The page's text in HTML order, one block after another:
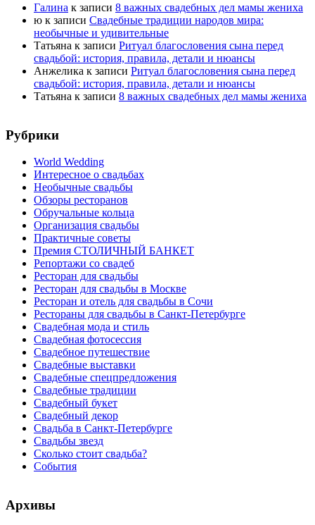
Галина к записи 8 важных свадебных дел мамы жениха
ю к записи Свадебные традиции народов мира:
необычные и удивительные
Татьяна к записи Ритуал благословения сына перед
свадьбой: история, правила, детали и нюансы
Анжелика к записи Ритуал благословения сына перед
свадьбой: история, правила, детали и нюансы
Татьяна к записи 8 важных свадебных дел мамы жениха
Рубрики
World Wedding
Интересное о свадьбах
Необычные свадьбы
Обзоры ресторанов
Обручальные кольца
Организация свадьбы
Практичные советы
Премия СТОЛИЧНЫЙ БАНКЕТ
Репортажи со свадеб
Ресторан для свадьбы
Ресторан для свадьбы в Москве
Ресторан и отель для свадьбы в Сочи
Рестораны для свадьбы в Санкт-Петербурге
Свадебная мода и стиль
Свадебная фотосессия
Свадебное путешествие
Свадебные выставки
Свадебные спецпредложения
Свадебные традиции
Свадебный букет
Свадебный декор
Свадьба в Санкт-Петербурге
Свадьбы звезд
Сколько стоит свадьба?
События
Архивы